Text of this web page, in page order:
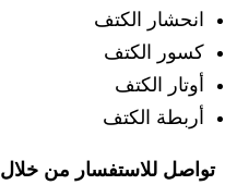
انحشار الكتف
كسور الكتف
أوتار الكتف
أربطة الكتف
تواصل للاستفسار من خلال